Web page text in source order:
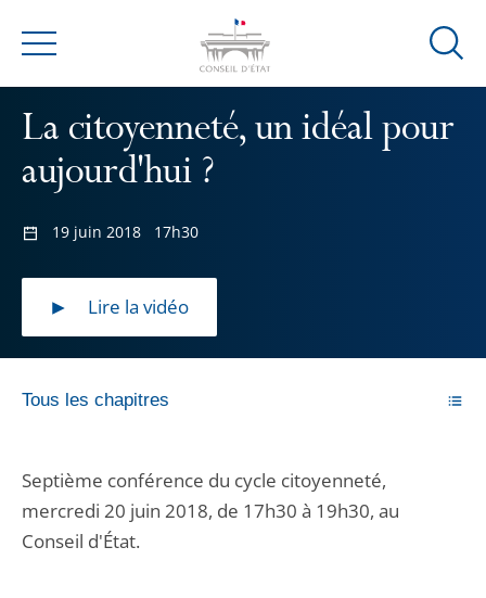
Menu
Ouvrir
de
La citoyenneté, un idéal pour
aujourd'hui ?
19 juin 2018 17h30
Lire la vidéo
Tous les chapitres
Septième conférence du cycle citoyenneté,
mercredi 20 juin 2018, de 17h30 à 19h30, au
Conseil d'État.